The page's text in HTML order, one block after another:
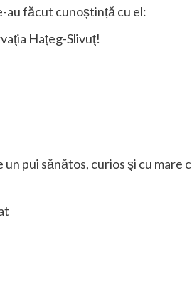
au făcut cunoștință cu el:
Haţeg-Slivuţ!
pui sănătos, curios şi cu mare